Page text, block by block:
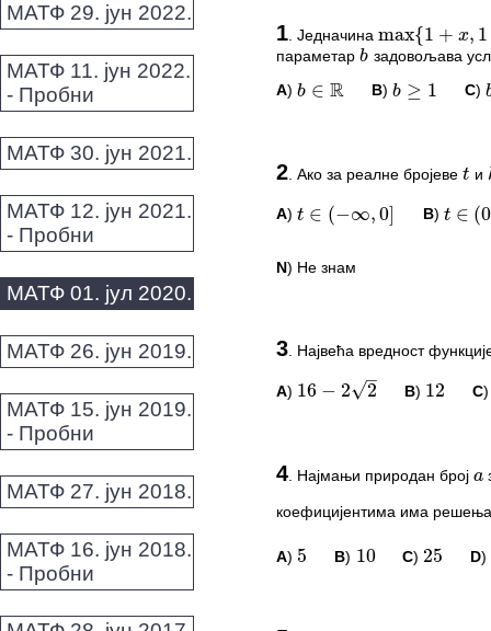
МАТФ 29. јун 2022.
МАТФ 11. јун 2022.
- Пробни
МАТФ 30. јун 2021.
МАТФ 12. јун 2021.
- Пробни
МАТФ 01. јул 2020.
МАТФ 26. јун 2019.
МАТФ 15. јун 2019.
- Пробни
МАТФ 27. јун 2018.
МАТФ 16. јун 2018.
- Пробни
1. Једначина max{1 +x ,1−x} =b
параметар
b
b задовољава
A)
b ∈ R
b ∈R B)
b ≥ 1
b≥1 C)
b
2 Ако за реалне бројеве t и
A)
t ∈ (−∞,0]
t∈(− ∞,0] B)
t ∈ ( 0 ,1
t∈(0,1
N) Не знам
3. Највећа вредност
A)
16−2 2
√
16−22 B)
12
12 C
4 Најмањи природан број a
коефицијентима има
x
A)
5
5 B)
10
10 C)
25
25 D)